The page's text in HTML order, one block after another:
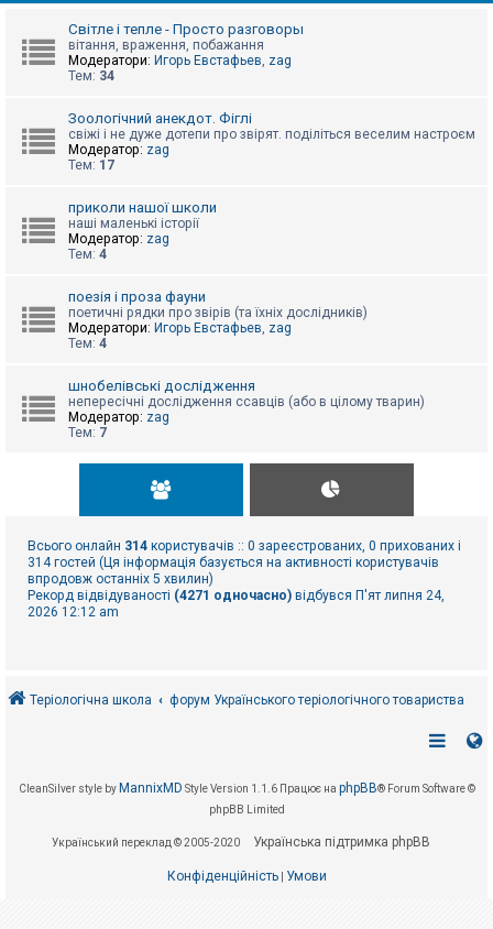
Світле і тепле - Просто разговоры
вітання, враження, побажання
Модератори: Игорь Евстафьев, zag
Тем: 34
Зоологічний анекдот. Фіглі
свіжі і не дуже дотепи про звірят. поділіться веселим настроєм
Модератор: zag
Тем: 17
приколи нашої школи
наші маленькі історії
Модератор: zag
Тем: 4
поезія і проза фауни
поетичні рядки про звірів (та їхніх дослідників)
Модератори: Игорь Евстафьев, zag
Тем: 4
шнобелівські дослідження
непересічні дослідження ссавців (або в цілому тварин)
Модератор: zag
Тем: 7
Всього онлайн 314 користувачів :: 0 зареєстрованих, 0 прихованих і
314 гостей (Ця інформація базується на активності користувачів
впродовж останніх 5 хвилин)
Рекорд відвідуваності (4271 одночасно) відбувся П'ят липня 24,
2026 12:12 am
Теріологічна школа форум Українського теріологічного товариства
CleanSilver style by MannixMD Style Version 1.1.6 Працює на phpBB® Forum Software ©
phpBB Limited
Український переклад © 2005-2020 Українська підтримка phpBB
Конфіденційність| Умови